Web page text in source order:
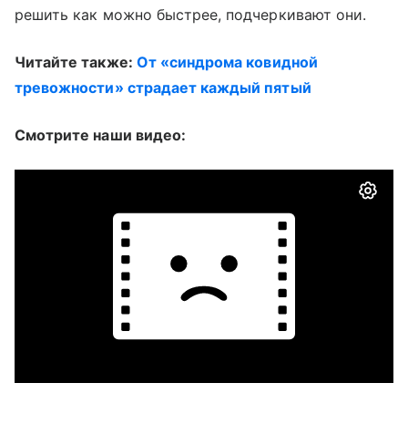
решить как можно быстрее, подчеркивают они.
Читайте также: От «синдрома ковидной
тревожности» страдает каждый пятый
Смотрите наши видео: